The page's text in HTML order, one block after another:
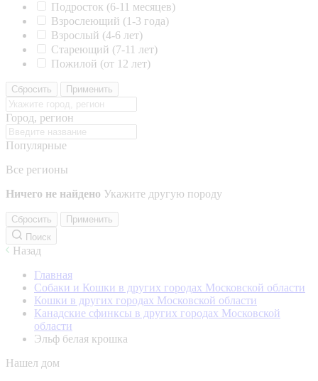
Подросток (6-11 месяцев)
Взрослеющий (1-3 года)
Взрослый (4-6 лет)
Стареющий (7-11 лет)
Пожилой (от 12 лет)
Сбросить Применить
Город, регион
Популярные
Все регионы
Ничего не найдено Укажите другую породу
Сбросить
Применить
Поиск
Назад
Главная
Собаки и Кошки в других городах Московской области
Кошки в других городах Московской области
Канадские сфинксы в других городах Московской
области
Эльф белая крошка
Нашел дом